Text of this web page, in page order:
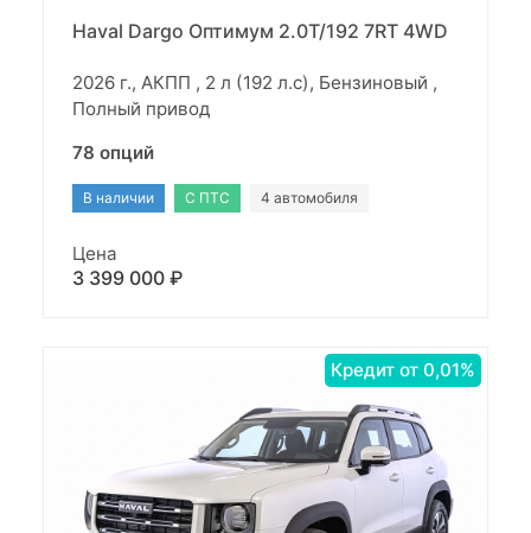
Haval Dargo Оптимум 2.0T/192 7RT 4WD
2026 г., АКПП , 2 л (192 л.с), Бензиновый ,
Полный привод
78 опций
В наличии С ПТС 4 автомобиля
Цена
3 399 000 ₽
Кредит от 0,01%